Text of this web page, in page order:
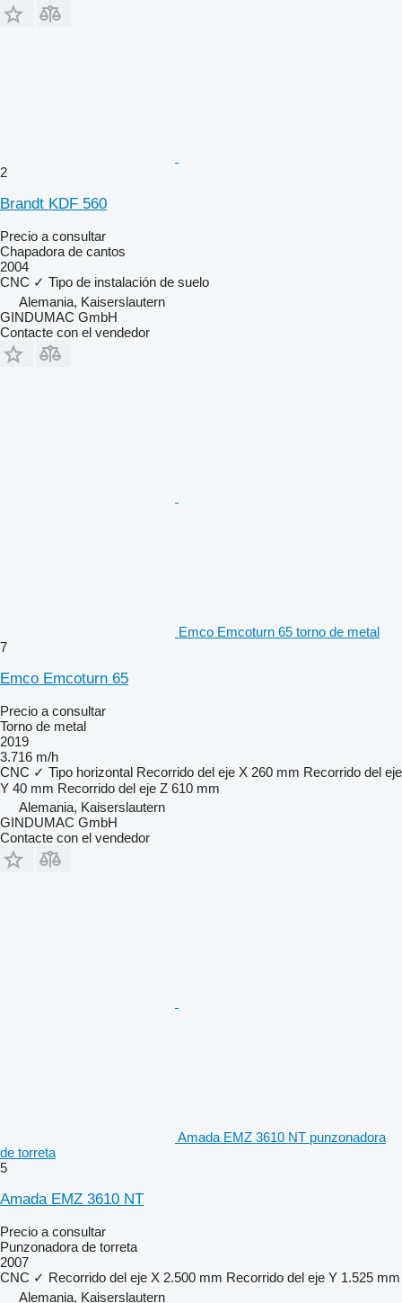
2
Brandt KDF 560
Precio a consultar
Chapadora de cantos
2004
CNC ✓ Tipo de instalación de suelo
Alemania, Kaiserslautern
GINDUMAC GmbH
Contacte con el vendedor
Emco Emcoturn 65 torno de metal
7
Emco Emcoturn 65
Precio a consultar
Torno de metal
2019
3.716 m/h
CNC ✓ Tipo horizontal Recorrido del eje X 260 mm Recorrido del eje
Y 40 mm Recorrido del eje Z 610 mm
Alemania, Kaiserslautern
GINDUMAC GmbH
Contacte con el vendedor
Amada EMZ 3610 NT punzonadora
de torreta
5
Amada EMZ 3610 NT
Precio a consultar
Punzonadora de torreta
2007
CNC ✓ Recorrido del eje X 2.500 mm Recorrido del eje Y 1.525 mm
Alemania, Kaiserslautern